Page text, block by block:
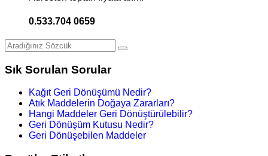
0.533.704 0659
Sık Sorulan Sorular
Kağıt Geri Dönüşümü Nedir?
Atık Maddelerin Doğaya Zararları?
Hangi Maddeler Geri Dönüştürülebilir?
Geri Dönüşüm Kutusu Nedir?
Geri Dönüşebilen Maddeler